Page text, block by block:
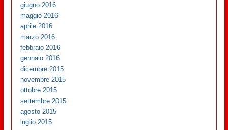
giugno 2016
maggio 2016
aprile 2016
marzo 2016
febbraio 2016
gennaio 2016
dicembre 2015
novembre 2015
ottobre 2015
settembre 2015
agosto 2015
luglio 2015